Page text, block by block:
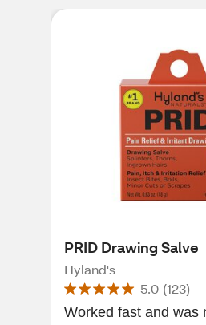
PRID Drawing Salve
Hyland's
5.0 (123)
Worked fast and was